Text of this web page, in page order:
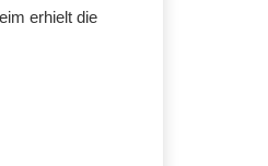
erhielt die